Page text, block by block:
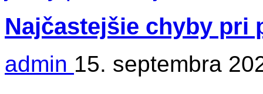
Najčastejšie chyby pri
admin 15. septembra